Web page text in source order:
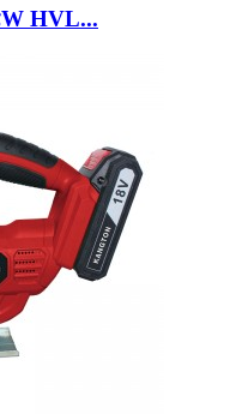
אקדח מרסס צבע, 600W HVL...